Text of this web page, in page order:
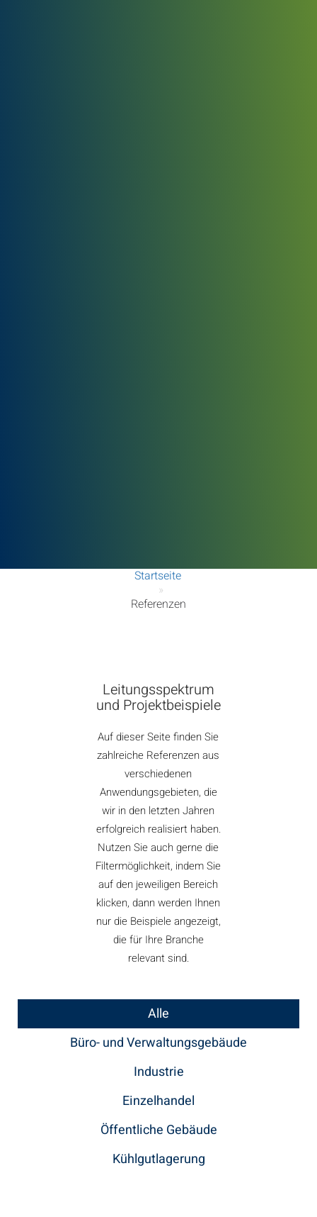
Startseite
»
Referenzen
Leitungsspektrum
und Projektbeispiele
Auf dieser Seite finden Sie
zahlreiche Referenzen aus
verschiedenen
Anwendungsgebieten, die
wir in den letzten Jahren
erfolgreich realisiert haben.
Nutzen Sie auch gerne die
Filtermöglichkeit, indem Sie
auf den jeweiligen Bereich
klicken, dann werden Ihnen
nur die Beispiele angezeigt,
die für Ihre Branche
relevant sind.
Alle
Büro- und Verwaltungsgebäude
Industrie
Einzelhandel
Öffentliche Gebäude
Kühlgutlagerung